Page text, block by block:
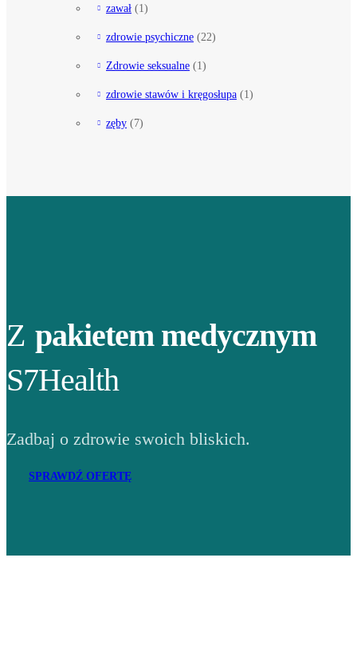
zawał (1)
zdrowie psychiczne (22)
Zdrowie seksualne (1)
zdrowie stawów i kręgosłupa (1)
zęby (7)
Z pakietem medycznym
S7Health
Zadbaj o zdrowie swoich bliskich.
SPRAWDŹ OFERTĘ